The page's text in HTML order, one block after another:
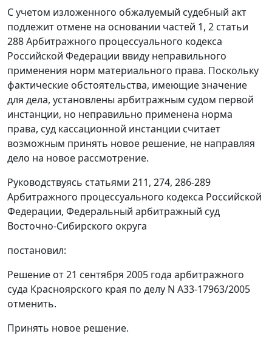
С учетом изложенного обжалуемый судебный акт
подлежит отмене на основании частей 1, 2 статьи
288Арбитражного процессуального кодекса
Российской Федерации ввиду неправильного
применения норм материального права. Поскольку
фактические обстоятельства, имеющие значение
для дела, установлены арбитражным судом первой
инстанции, но неправильно применена норма
права, суд кассационной инстанции считает
возможным принять новое решение, не направляя
дело на новое рассмотрение.
Руководствуясь статьями 211, 274, 286-289
Арбитражного процессуального кодекса Российской
Федерации, Федеральный арбитражный суд
Восточно-Сибирского округа
постановил:
Решение от 21 сентября 2005 года арбитражного
суда Красноярского края по делу N А33-17963/2005
отменить.
Принять новое решение.